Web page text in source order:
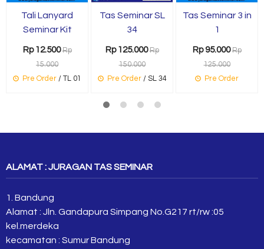
Tali Lanyard
Seminar Kit
Rp 12.500 Rp
15.000
Pre Order / TL 01
Tas Seminar SL
34
Rp 125.000 Rp
150.000
Pre Order/ SL 34
Tas Seminar 3 in
1
Rp 95.000 Rp
125.000
Pre Order
ALAMAT : JURAGAN TAS SEMINAR
1. Bandung
Alamat : Jln. Gandapura Simpang No.G217 rt/rw :05
kel.merdeka
kecamatan : Sumur Bandung